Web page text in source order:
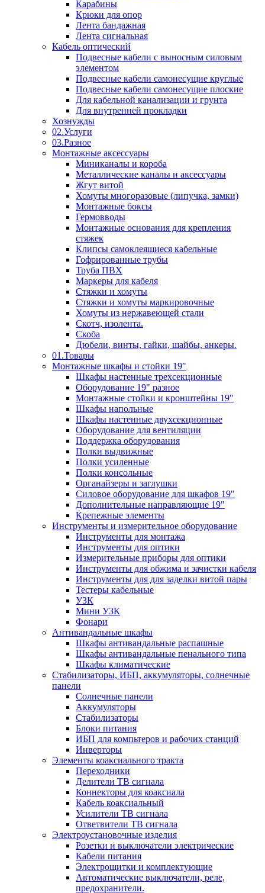
Карабины
Крюки для опор
Лента бандажная
Лента сигнальная
Кабель оптический
Подвесные кабели с выносным силовым
элементом
Подвесные кабели самонесущие круглые
Подвесные кабели самонесущие плоские
Для кабельной канализации и грунта
Для внутренней прокладки
Хознужды
02.Услуги
03.Разное
Монтажные аксессуары
Миниканалы и короба
Металлические каналы и аксессуары
Жгут витой
Хомуты многоразовые (липучка, замки)
Монтажные боксы
Гермовводы
Монтажные основания для крепления
стяжек
Клипсы самоклеящиеся кабельные
Гофрированные трубы
Труба ПВХ
Маркеры для кабеля
Стяжки и хомуты
Стяжки и хомуты маркировочные
Хомуты из нержавеющей стали
Скотч, изолента.
Скоба
Дюбели, винты, гайки, шайбы, анкеры.
01.Товары
Монтажные шкафы и стойки 19"
Шкафы настенные трехсекционные
Оборудование 19" разное
Монтажные стойки и кронштейны 19"
Шкафы напольные
Шкафы настенные двухсекционные
Оборудование для вентиляции
Поддержка оборудования
Полки выдвижные
Полки усиленные
Полки консольные
Органайзеры и заглушки
Силовое оборудование для шкафов 19"
Дополнительные направляющие 19"
Крепежные элементы
Инструменты и измерительное оборудование
Инструменты для монтажа
Инструменты для оптики
Измерительные приборы для оптики
Инструменты для обжима и зачистки кабеля
Инструменты для для заделки витой пары
Тестеры кабельные
УЗК
Мини УЗК
Фонари
Антивандальные шкафы
Шкафы антивандальные распашные
Шкафы антивандальные пенального типа
Шкафы климатические
Стабилизаторы, ИБП, аккумуляторы, солнечные
панели
Солнечные панели
Аккумуляторы
Стабилизаторы
Блоки питания
ИБП для компьтеров и рабочих станций
Инверторы
Элементы коаксиального тракта
Переходники
Делители ТВ сигнала
Коннекторы для коаксиала
Кабель коаксиальный
Усилители ТВ сигнала
Ответвители ТВ сигнала
Электроустановочные изделия
Розетки и выключатели электрические
Кабели питания
Электрощитки и комплектующие
Автоматические выключатели, реле,
предохранители.